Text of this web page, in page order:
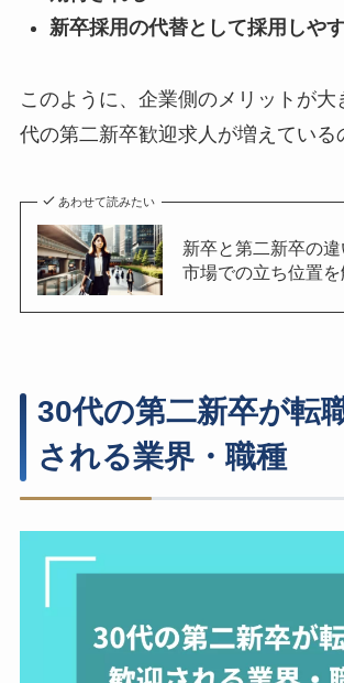
新卒採用の代替として採用しや
このように、企業側のメリットが大
代の第二新卒歓迎求人が増えている
あわせて読みたい
新卒と第二新卒の
市場での立ち位置を
30代の第二新卒が転
される業界・職種